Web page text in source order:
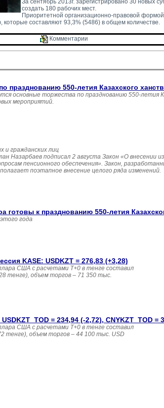
За сентябрь 2013г. зарегистрировано 30 новых
создать 180 рабочих мест.
Приоритетной организационно-правовой
которые составляют 93,3% (5486) в общем количестве.
Комментарии
празднованию 550-летия Казахского
основные торжества по празднованию 550-летия
мероприятий.
и гражданских лиц
Назарбаев подписал 2 августа Закон «О внесении
пенсионного обеспечения». Закон,
поэтапное внесение целого ряда изменений.
готовы к празднованию 550-летия
года
KASE: USDKZT = 276,83 (+3,28)
США с расчетами T+0 в тенге составил
тенге), объем торгов – 71 350 тыс.
= 234,94 (-2,72), CNYKZT_TOD =
США с расчетами T+0 в тенге составил
тенге), объем торгов – 44 100 тыс. USD